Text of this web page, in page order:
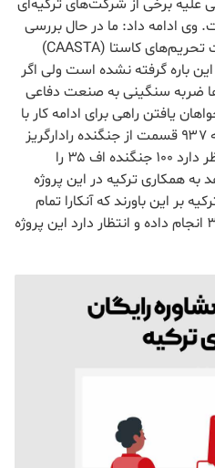
علیه برخی از شرکت‌های ترکیه‌ای
روند تولید اف-۳۵ است. وی ادامه داد: ما در حال بررسی
این مسئله هستیم. ممکن است تحریم‌های کاستا (CAASTA)
باره گرفته نشده است ولی اگر
ضربه سنگینی به صنعت دفاعی
یافتن راهی برای ادامه کار با
ترکیه هستیم. شرکت‌های ترکیه ۹۳۷ قسمت از جنگنده رادارگریز
اف ۳۵ را ساخته‌اند و آنکارا در نظر دارد ۱۰۰ جنگنده اف ۳۵ را
به همکاری ترکیه در این پروژه
بر این باورند که آنکارا تمام
مسئولیت خود را در پروژه اف ۳۵ انجام داده و انتظار دارد این پروژه